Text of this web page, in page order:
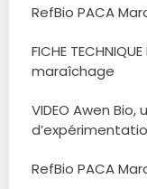
RefBio PACA
FICHE TECHNIQUE Réussir ses couverts végétaux en
maraîchage
VIDEO Awen
RefBio PACA